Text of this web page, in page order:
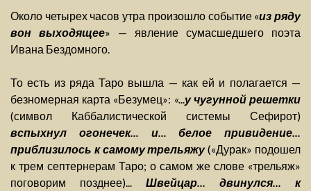
Около четырех часов утра произошло событие «из ряду
вон выходящее» — явление сумасшедшего поэта
Ивана Бездомного.
То есть из ряда Таро вышла — как ей и полагается —
безномерная карта «Безумец»: «... у чугунной решетки
(символ Каббалистической системы Сефирот)
вспыхнул огонечек... и... белое привидение...
приблизилось к самому трельяжу(«Дурак» подошел
к трем септернерам Таро; о самом же слове «трельяж»
поговорим позднее)... Швейцар... двинулся... к